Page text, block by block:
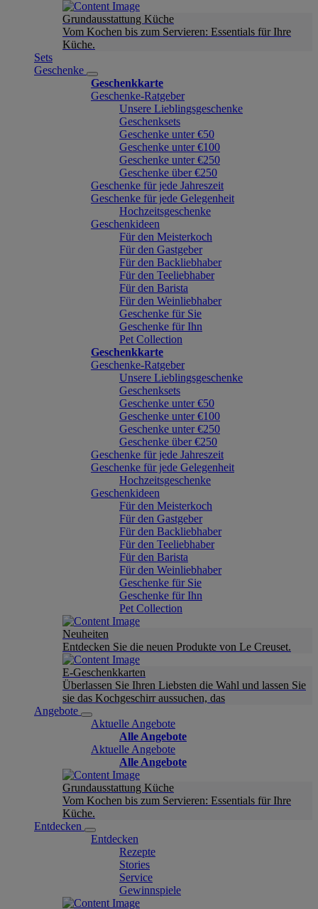
Grundausstattung Küche
Vom Kochen bis zum Servieren: Essentials für Ihre
Küche.
Sets
Geschenke
Geschenkkarte
Geschenke-Ratgeber
Unsere Lieblingsgeschenke
Geschenksets
Geschenke unter €50
Geschenke unter €100
Geschenke unter €250
Geschenke über €250
Geschenke für jede Jahreszeit
Geschenke für jede Gelegenheit
Hochzeitsgeschenke
Geschenkideen
Für den Meisterkoch
Für den Gastgeber
Für den Backliebhaber
Für den Teeliebhaber
Für den Barista
Für den Weinliebhaber
Geschenke für Sie
Geschenke für Ihn
Pet Collection
Geschenkkarte
Geschenke-Ratgeber
Unsere Lieblingsgeschenke
Geschenksets
Geschenke unter €50
Geschenke unter €100
Geschenke unter €250
Geschenke über €250
Geschenke für jede Jahreszeit
Geschenke für jede Gelegenheit
Hochzeitsgeschenke
Geschenkideen
Für den Meisterkoch
Für den Gastgeber
Für den Backliebhaber
Für den Teeliebhaber
Für den Barista
Für den Weinliebhaber
Geschenke für Sie
Geschenke für Ihn
Pet Collection
Neuheiten
Entdecken Sie die neuen Produkte von Le Creuset.
E-Geschenkkarten
Überlassen Sie Ihren Liebsten die Wahl und lassen Sie
sie das Kochgeschirr aussuchen, das
Angebote
Aktuelle Angebote
Alle Angebote
Aktuelle Angebote
Alle Angebote
Grundausstattung Küche
Vom Kochen bis zum Servieren: Essentials für Ihre
Küche.
Entdecken
Entdecken
Rezepte
Stories
Service
Gewinnspiele